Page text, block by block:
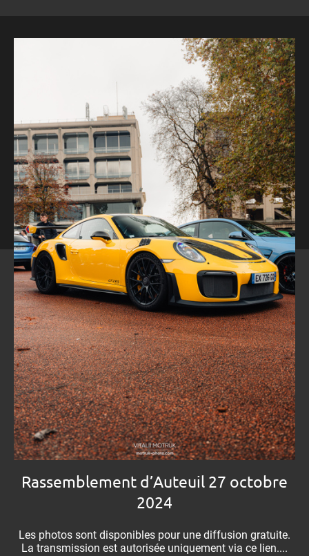
Rassemblement d’Auteuil 27 octobre
2024
Les photos sont disponibles pour une diffusion gratuite.
La transmission est autorisée uniquement via ce lien....